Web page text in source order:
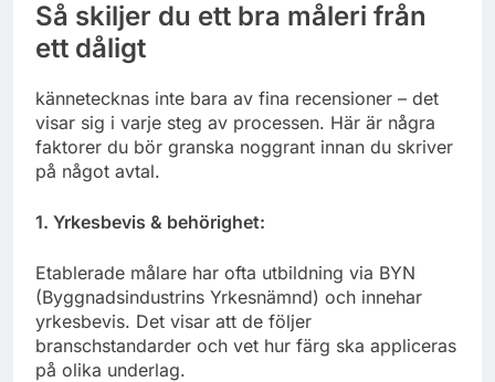
Så skiljer du ett bra måleri från
ett dåligt
kännetecknas inte bara av fina recensioner – det
visar sig i varje steg av processen. Här är några
faktorer du bör granska noggrant innan du skriver
på något avtal.
1. Yrkesbevis & behörighet:
Etablerade målare har ofta utbildning via BYN
(Byggnadsindustrins Yrkesnämnd) och innehar
yrkesbevis. Det visar att de följer
branschstandarder och vet hur färg ska appliceras
på olika underlag.